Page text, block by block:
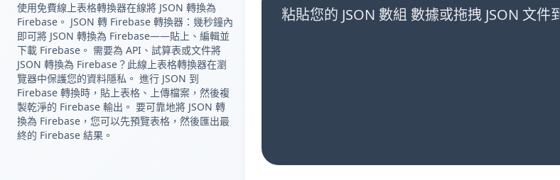
使用免費線上表格轉換器在線將 JSON 轉換為
Firebase。 JSON 轉 Firebase 轉換器：幾秒鐘內
即可將 JSON 轉換為 Firebase——貼上、編輯並
下載 Firebase。 需要為 API、試算表或文件將
JSON 轉換為 Firebase？此線上表格轉換器在瀏
覽器中保護您的資料隱私。 進行 JSON 到
Firebase 轉換時，貼上表格、上傳檔案，然後複
製乾淨的 Firebase 輸出。 要可靠地將 JSON 轉
換為 Firebase，您可以先預覽表格，然後匯出最
終的 Firebase 結果。
粘貼您的 JSON 數組 數據或拖拽 JSON 文件